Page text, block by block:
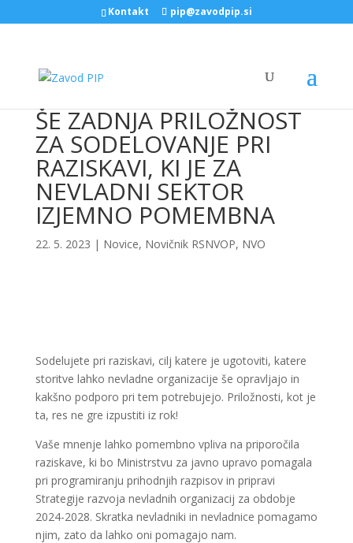
Kontakt pip@zavodpip.si
ŠE ZADNJA PRILOŽNOST
ZA SODELOVANJE PRI
RAZISKAVI, KI JE ZA
NEVLADNI SEKTOR
IZJEMNO POMEMBNA
22. 5. 2023 | Novice, Novičnik RSNVOP, NVO
Sodelujete pri raziskavi, cilj katere je ugotoviti, katere
storitve lahko nevladne organizacije še opravljajo in
kakšno podporo pri tem potrebujejo. Priložnosti, kot je
ta, res ne gre izpustiti iz rok!
Vaše mnenje lahko pomembno vpliva na priporočila
raziskave, ki bo Ministrstvu za javno upravo pomagala
pri programiranju prihodnjih razpisov in pripravi
Strategije razvoja nevladnih organizacij za obdobje
2024-2028. Skratka nevladniki in nevladnice pomagamo
njim, zato da lahko oni pomagajo nam.